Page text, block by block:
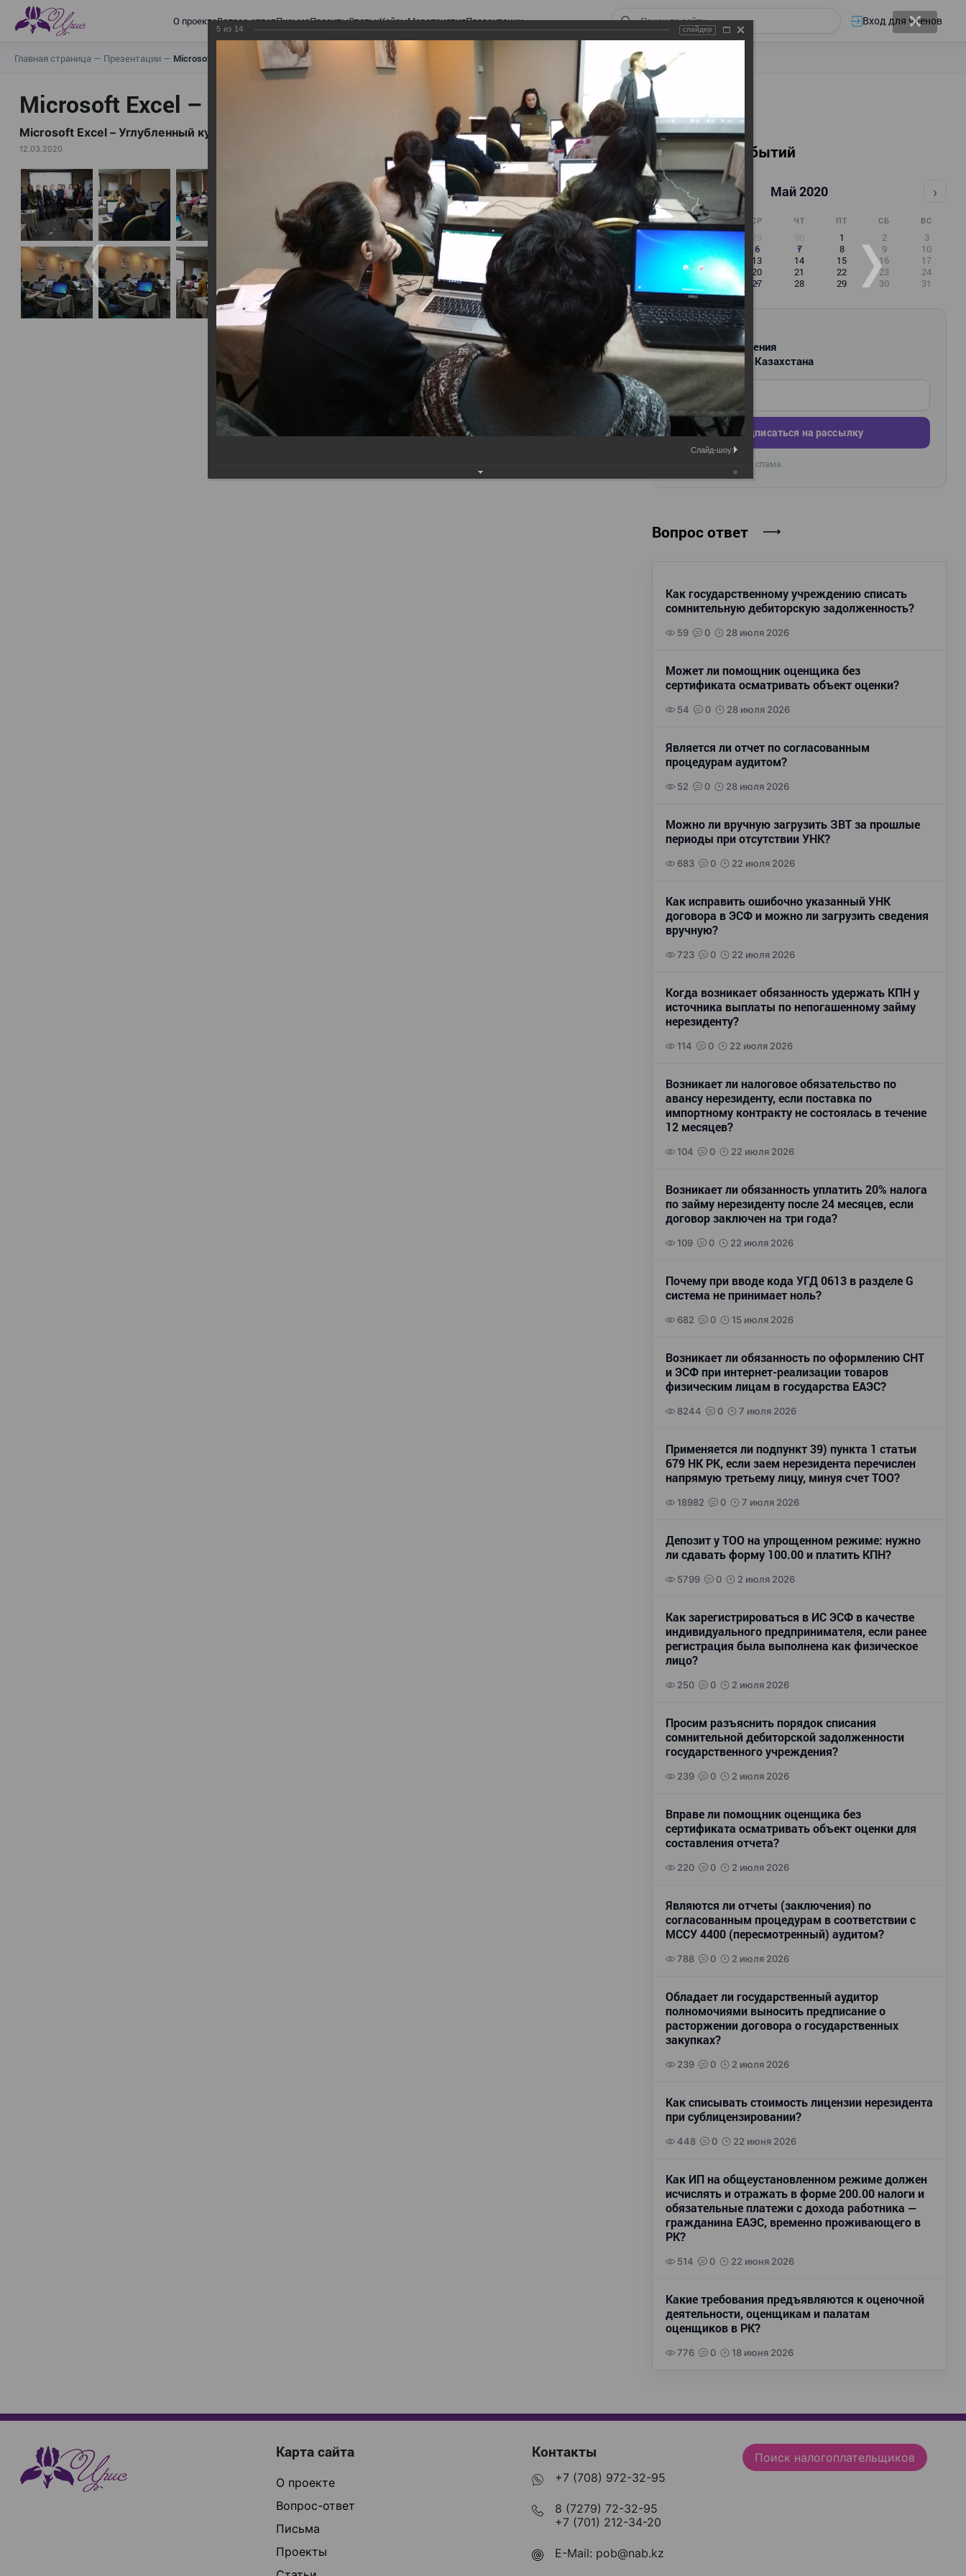
О проектеВопрос-ответПисьмаПроектыСтатьиКейсыМероприятияПрезентации Вход для членов
Главная страница — Презентации — Microsoft Excel – Углубленный курс (11 марта)
Microsoft Excel – Углубленный курс (11 марта)
Microsoft Excel – Углубленный курс (11 марта)
12.03.2020 Календарь событий
‹ Май 2020 ›
ПН ВТ СР ЧТ ПТ СБ ВС
27 28 29 30 1 2
3
5 6 7 8 9
10
12 13 14 15 16
17
20 21 22 23
24
26 27 28 29 30 31
РАССЫЛКА
Новости и изменения
для бухгалтеров Казахстана
Введите ваш e-mail
Подписаться на рассылку
Раз в неделю. Без спама.
Вопрос ответ
Как государственному учреждению списать
сомнительную дебиторскую задолженность?
59 0 28 июля 2026
Может ли помощник оценщика без
сертификата осматривать объект оценки?
54 0 28 июля 2026
Является ли отчет по согласованным
процедурам аудитом?
52 0 28 июля 2026
Можно ли вручную загрузить ЗВТ за прошлые
периоды при отсутствии УНК?
683 0 22 июля 2026
Как исправить ошибочно указанный УНК
договора в ЭСФ и можно ли загрузить сведения
вручную?
723 0 22 июля 2026
Когда возникает обязанность удержать КПН у
источника выплаты по непогашенному займу
нерезиденту?
114 0 22 июля 2026
Возникает ли налоговое обязательство по
авансу нерезиденту, если поставка по
импортному контракту не состоялась в течение
12 месяцев?
104 0 22 июля 2026
Возникает ли обязанность уплатить 20% налога
по займу нерезиденту после 24 месяцев, если
договор заключен на три года?
109 0 22 июля 2026
Почему при вводе кода УГД 0613 в разделе G
система не принимает ноль?
682 0 15 июля 2026
Возникает ли обязанность по оформлению СНТ
и ЭСФ при интернет-реализации товаров
физическим лицам в государства ЕАЭС?
8244 0 7 июля 2026
Применяется ли подпункт 39) пункта 1 статьи
679 НК РК, если заем нерезидента перечислен
напрямую третьему лицу, минуя счет ТОО?
18982 0 7 июля 2026
Депозит у ТОО на упрощенном режиме: нужно
ли сдавать форму 100.00 и платить КПН?
5799 0 2 июля 2026
Как зарегистрироваться в ИС ЭСФ в качестве
индивидуального предпринимателя, если ранее
регистрация была выполнена как физическое
лицо?
250 0 2 июля 2026
Просим разъяснить порядок списания
сомнительной дебиторской задолженности
государственного учреждения?
239 0 2 июля 2026
Вправе ли помощник оценщика без
сертификата осматривать объект оценки для
составления отчета?
220 0 2 июля 2026
Являются ли отчеты (заключения) по
согласованным процедурам в соответствии с
МССУ 4400 (пересмотренный) аудитом?
788 0 2 июля 2026
Обладает ли государственный аудитор
полномочиями выносить предписание о
расторжении договора о государственных
закупках?
239 0 2 июля 2026
Как списывать стоимость лицензии нерезидента
при сублицензировании?
448 0 22 июня 2026
Как ИП на общеустановленном режиме должен
исчислять и отражать в форме 200.00 налоги и
обязательные платежи с дохода работника —
гражданина ЕАЭС, временно проживающего в
РК?
514 0 22 июня 2026
Какие требования предъявляются к оценочной
деятельности, оценщикам и палатам
оценщиков в РК?
776 0 18 июня 2026
Карта сайта
О проекте
Вопрос-ответ
Письма
Проекты
Контакты
+7 (708) 972-32-95
8 (7279) 72-32-95
+7 (701) 212-34-20
E-Mail: pob@nab.kz
Поиск налогоплательщиков
5 из 14 слайдер
Слайд-шоу: